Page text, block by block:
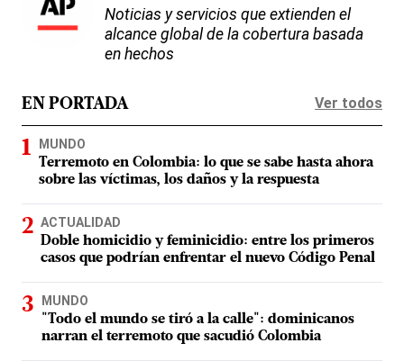
Noticias y servicios que extienden el
alcance global de la cobertura basada
en hechos
EN PORTADA Ver todos
MUNDO
Terremoto en Colombia: lo que se sabe hasta ahora
sobre las víctimas, los daños y la respuesta
ACTUALIDAD
Doble homicidio y feminicidio: entre los primeros
casos que podrían enfrentar el nuevo Código Penal
MUNDO
"Todo el mundo se tiró a la calle": dominicanos
narran el terremoto que sacudió Colombia